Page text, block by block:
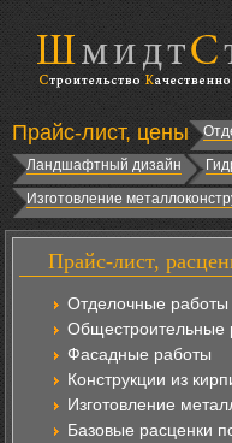
Прайс-лист, цены
Ландшафтный дизайн
Изготовление
Прайс-лист,
Отделочные работы
Общестроительные
Фасадные работы
Конструкции из
Изготовление
Базовые расценки